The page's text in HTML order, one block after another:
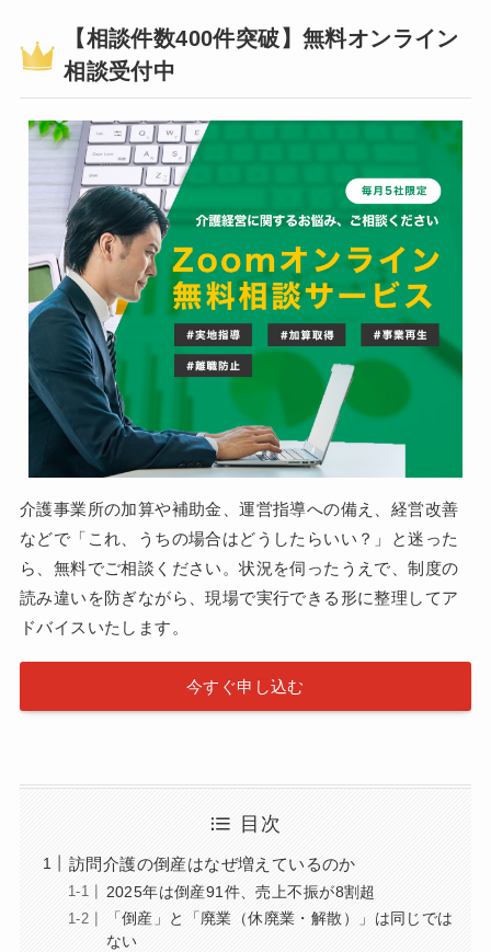
【相談件数400件突破】無料オンライン
相談受付中
介護事業所の加算や補助金、運営指導への備え、経営改善
などで「これ、うちの場合はどうしたらいい？」と迷った
ら、無料でご相談ください。状況を伺ったうえで、制度の
読み違いを防ぎながら、現場で実行できる形に整理してア
ドバイスいたします。
今すぐ申し込む
目次
訪問介護の倒産はなぜ増えているのか
2025年は倒産91件、売上不振が8割超
「倒産」と「廃業（休廃業・解散）」は同じでは
ない